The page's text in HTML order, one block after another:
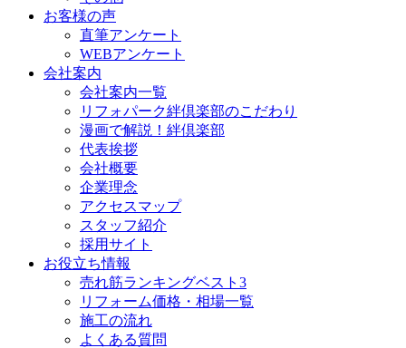
お客様の声
直筆アンケート
WEBアンケート
会社案内
会社案内一覧
リフォパーク絆倶楽部のこだわり
漫画で解説！絆倶楽部
代表挨拶
会社概要
企業理念
アクセスマップ
スタッフ紹介
採用サイト
お役立ち情報
売れ筋ランキングベスト3
リフォーム価格・相場一覧
施工の流れ
よくある質問